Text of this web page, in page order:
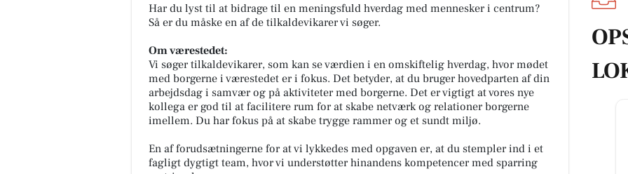
Har du lyst til at bidrage til en meningsfuld hverdag med mennesker i centrum?
Så er du måske en af de tilkaldevikarer vi søger.
Om værestedet:
Vi søger tilkaldevikarer, som kan se værdien i en omskiftelig hverdag, hvor mødet
med borgerne i værestedet er i fokus. Det betyder, at du bruger hovedparten af din
arbejdsdag i samvær og på aktiviteter med borgerne. Det er vigtigt at vores nye
kollega er god til at facilitere rum for at skabe netværk og relationer borgerne
imellem. Du har fokus på at skabe trygge rammer og et sundt miljø.
En af forudsætningerne for at vi lykkedes med opgaven er, at du stempler ind i et
fagligt dygtigt team, hvor vi understøtter hinandens kompetencer med sparring